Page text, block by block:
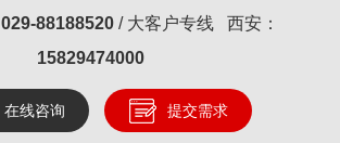
029-88188520 / 大客户专线 西安：
15829474000
在线咨询 提交需求